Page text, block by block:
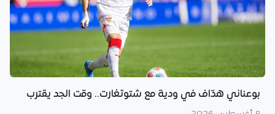
بوعناني هدّاف في ودية مع شتوتغارت.. وقت الجد يقترب